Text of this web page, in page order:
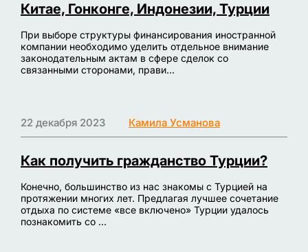
Китае, Гонконге, Индонезии, Турции
При выборе структуры финансирования иностранной
компании необходимо уделить отдельное внимание
законодательным актам в сфере сделок со
связанными сторонами, прави...
22 декабря 2023 Камила Усманова
Как получить гражданство Турции?
Конечно, большинство из нас знакомы с Турцией на
протяжении многих лет. Предлагая лучшее сочетание
отдыха по системе «все включено» Турции удалось
познакомить со ...